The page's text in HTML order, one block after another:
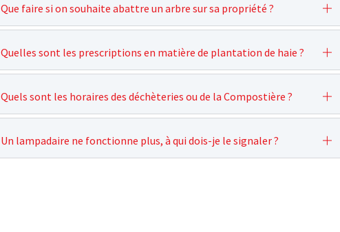
Que faire si on souhaite abattre un arbre sur sa propriété ?
Quelles sont les prescriptions en matière de plantation de haie ?
Quels sont les horaires des déchèteries ou de la Compostière ?
Un lampadaire ne fonctionne plus, à qui dois-je le signaler ?